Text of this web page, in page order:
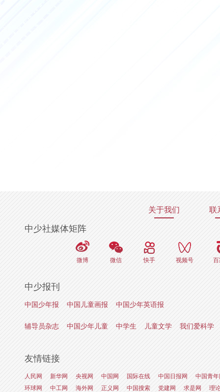
关于我们 联
中少社媒体矩阵
微博 微信 快手 视频号
中少报刊
中国少年报 中国儿童画报 中国少年英语报
辅导员杂志 中国少年儿童 中学生 儿童文学 我们爱科学
友情链接
人民网 新华网 央视网 中国网 国际在线 中国日报网
中国青
环球网
中工网 海外网 正义网 中国搜索 党建网 求是网 理